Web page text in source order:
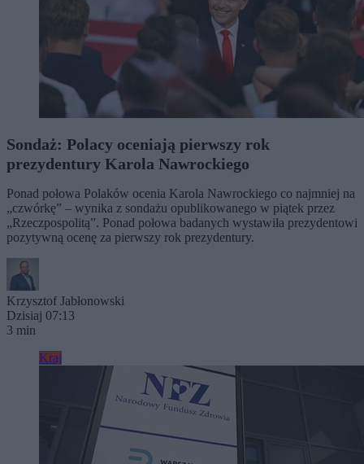
Sondaż: Polacy oceniają pierwszy rok
prezydentury Karola Nawrockiego
Ponad połowa Polaków ocenia Karola Nawrockiego co najmniej na
„czwórkę” – wynika z sondażu opublikowanego w piątek przez
„Rzeczpospolitą”. Ponad połowa badanych wystawiła prezydentowi
pozytywną ocenę za pierwszy rok prezydentury.
Krzysztof Jabłonowski
Dzisiaj 07:13
3 min
Kraj